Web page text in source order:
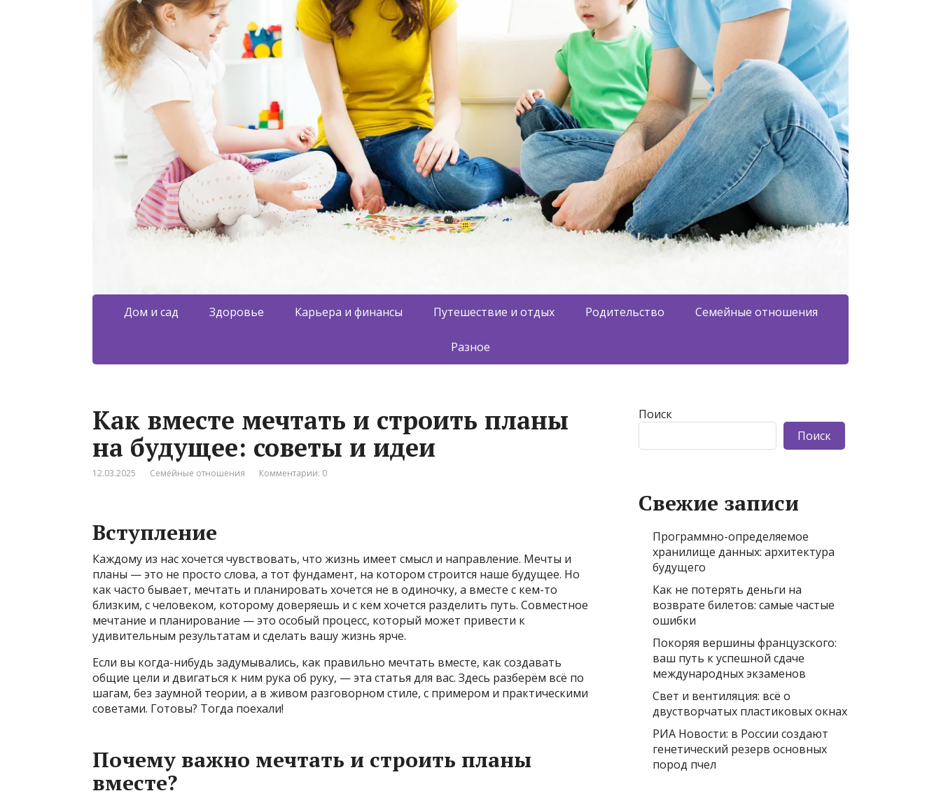
Дом и сад Здоровье Карьера и финансы Путешествие и отдых Родительство Семейные отношения
Разное
Как вместе мечтать и строить планы
на будущее: советы и идеи
12.03.2025 Семейные отношения Комментарии: 0
Вступление
Каждому из нас хочется чувствовать, что жизнь имеет смысл и направление. Мечты и
планы — это не просто слова, а тот фундамент, на котором строится наше будущее. Но
как часто бывает, мечтать и планировать хочется не в одиночку, а вместе с кем-то
близким, с человеком, которому доверяешь и с кем хочется разделить путь. Совместное
мечтание и планирование — это особый процесс, который может привести к
удивительным результатам и сделать вашу жизнь ярче.
Если вы когда-нибудь задумывались, как правильно мечтать вместе, как создавать
общие цели и двигаться к ним рука об руку, — эта статья для вас. Здесь разберём всё по
шагам, без заумной теории, а в живом разговорном стиле, с примером и практическими
советами. Готовы? Тогда поехали!
Почему важно мечтать и строить планы
вместе?
Поиск
Поиск
Свежие записи
Программно-определяемое
хранилище данных: архитектура
будущего
Как не потерять деньги на
возврате билетов: самые частые
ошибки
Покоряя вершины французского:
ваш путь к успешной сдаче
международных экзаменов
Свет и вентиляция: всё о
двустворчатых пластиковых окнах
РИА Новости: в России создают
генетический резерв основных
пород пчел